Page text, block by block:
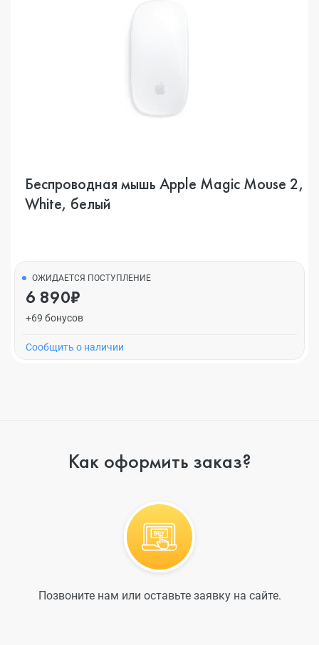
Беспроводная мышь Apple Magic Mouse 2,
White, белый
ОЖИДАЕТСЯ ПОСТУПЛЕНИЕ
6 890₽
+69 бонусов
Cообщить о наличии
Как оформить заказ?
Позвоните нам или оставьте заявку на сайте.